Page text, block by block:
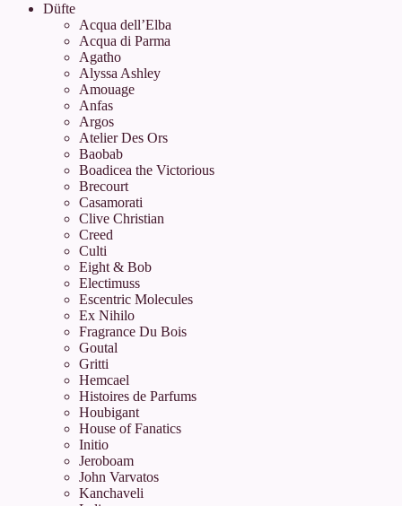
Düfte
Acqua dell’Elba
Acqua di Parma
Agatho
Alyssa Ashley
Amouage
Anfas
Argos
Atelier Des Ors
Baobab
Boadicea the Victorious
Brecourt
Casamorati
Clive Christian
Creed
Culti
Eight & Bob
Electimuss
Escentric Molecules
Ex Nihilo
Fragrance Du Bois
Goutal
Gritti
Hemcael
Histoires de Parfums
Houbigant
House of Fanatics
Initio
Jeroboam
John Varvatos
Kanchaveli